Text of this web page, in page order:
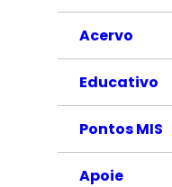
Acervo
Educativo
Pontos MIS
Apoie